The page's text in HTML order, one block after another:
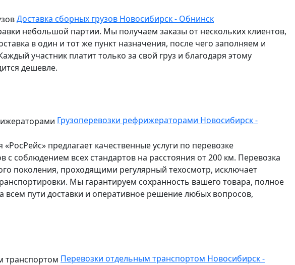
Доставка сборных грузов Новосибирск - Обнинск
небольшой партии. Мы получаем заказы от нескольких клиентов,
в один и тот же пункт назначения, после чего заполняем и
участник платит только за свой груз и благодаря этому
дешевле.
Грузоперевозки рефрижераторами Новосибирск -
предлагает качественные услуги по перевозке
с соблюдением всех стандартов на расстояния от 200 км. Перевозка
поколения, проходящими регулярный техосмотр, исключает
Мы гарантируем сохранность вашего товара, полное
всем пути доставки и оперативное решение любых вопросов,
Перевозки отдельным транспортом Новосибирск -